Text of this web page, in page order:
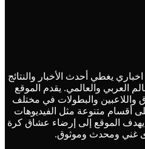
يغطي أحدث الأخبار والنتائج
والعالمي. يقدم الموقع
والبطولات في مختلف
متنوعة مثل الفيديوهات
إلى إرضاء عشاق كرة
وموثوق.